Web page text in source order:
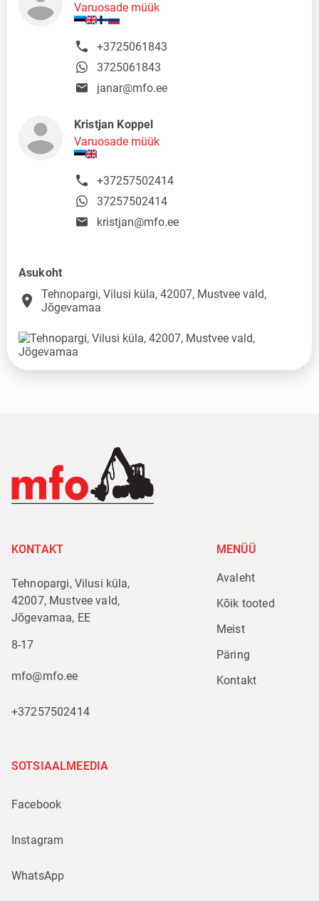
Varuosade müük
+3725061843
3725061843
janar@mfo.ee
Kristjan Koppel
Varuosade müük
+37257502414
37257502414
kristjan@mfo.ee
Asukoht
place
Tehnopargi, Vilusi küla, 42007, Mustvee vald,
Jõgevamaa
KONTAKT
Tehnopargi, Vilusi küla,
42007, Mustvee vald,
Jõgevamaa, EE
8-17
mfo@mfo.ee
+37257502414
MENÜÜ
Avaleht
Kõik tooted
Meist
Päring
Kontakt
SOTSIAALMEEDIA
Facebook
Instagram
WhatsApp